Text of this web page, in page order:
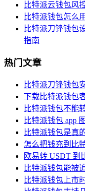
比特派云钱包风
比特派钱包怎么
比特派刀锋钱包
指南
热门文章
比特派刀锋钱包
下载比特派钱包
比特派钱包不能
比特派钱包 app
比特派钱包是真
怎么把钱充到比
欧易转 USDT 到
比特派钱包能被
比特派钱包上市